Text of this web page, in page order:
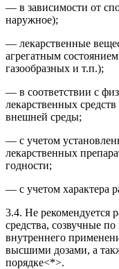
— в зависимости от
наружное);
— лекарственные
агрегатным
газообразных и т.п.);
— в соответствии с
лекарственных
внешней среды;
— с учетом
лекарственных
годности;
— с учетом характера
3.4. Не рекомендуется
средства, созвучные
внутреннего
высшими дозами, а
порядке<*>.